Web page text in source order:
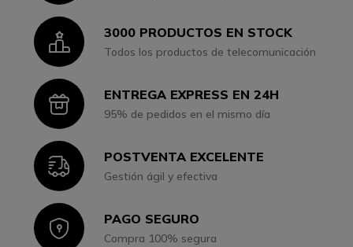
Icon3000 PRODUCTOS EN STOCK
Todos los productos de telecomunicación
IconENTREGA EXPRESS EN 24H
95% de pedidos en el mismo día
IconPOSTVENTA EXCELENTE
Gestión ágil y efectiva
IconPAGO SEGURO
Compra 100% segura